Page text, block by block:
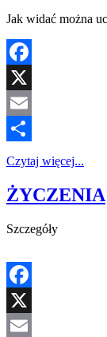
Jak widać można
Facebook
X
Email
Share
Czytaj więcej...
ŻYCZENIA
Szczegóły
Facebook
X